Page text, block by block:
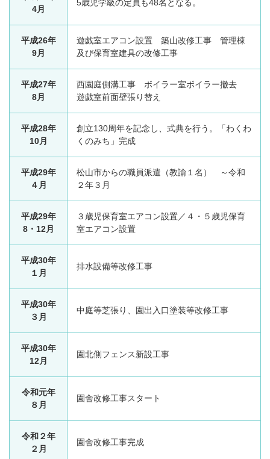
4月
5歳児学級の定員も48名となる。
平成26年
9月
遊戯室エアコン設置 築山改修工事 管理棟
及び保育室建具の改修工事
平成27年
8月
西園庭側溝工事 ボイラー室ボイラー撤去
遊戯室前面壁張り替え
平成28年
10月
創立130周年を記念し、式典を行う。「わくわ
くのみち」完成
平成29年
４月
松山市からの職員派遣（教諭１名） ～令和
２年３月
平成29年
8・12月
３歳児保育室エアコン設置／４・５歳児保育
室エアコン設置
平成30年
１月
排水設備等改修工事
平成30年
３月
中庭等芝張り、園出入口塗装等改修工事
平成30年
12月
園北側フェンス新設工事
令和元年
８月
園舎改修工事スタート
令和２年
２月
園舎改修工事完成